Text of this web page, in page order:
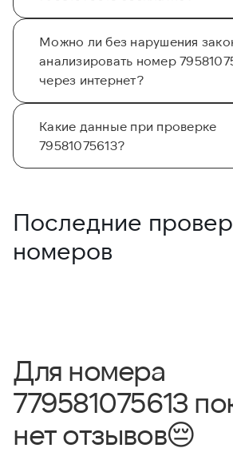
Можно ли без нарушения
анализировать номер
через интернет?
Какие данные при проверке
79581075613?
Последние
номеров
Для номера
779581075613
нет отзывов😔